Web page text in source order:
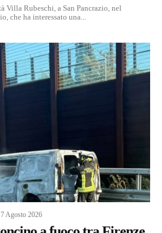
Villa Rubeschi, a San Pancrazio, nel
che ha interessato una...
7 Agosto 2026